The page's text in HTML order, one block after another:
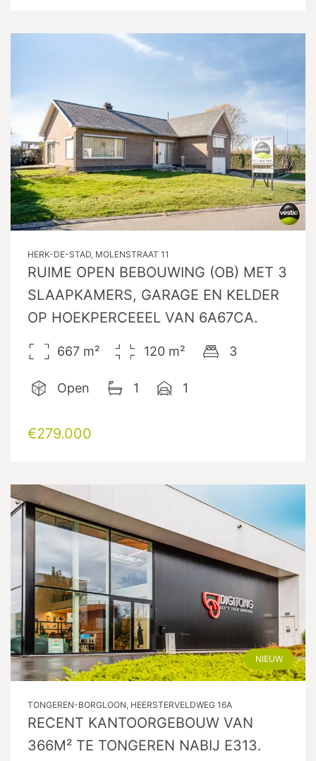
HERK-DE-STAD, MOLENSTRAAT 11
RUIME OPEN BEBOUWING (OB) MET 3
SLAAPKAMERS, GARAGE EN KELDER
OP HOEKPERCEEEL VAN 6A67CA.
667 m² 120 m² 3
Open 1 1
€279.000
NIEUW
TONGEREN-BORGLOON, HEERSTERVELDWEG 16A
RECENT KANTOORGEBOUW VAN
366M² TE TONGEREN NABIJ E313.